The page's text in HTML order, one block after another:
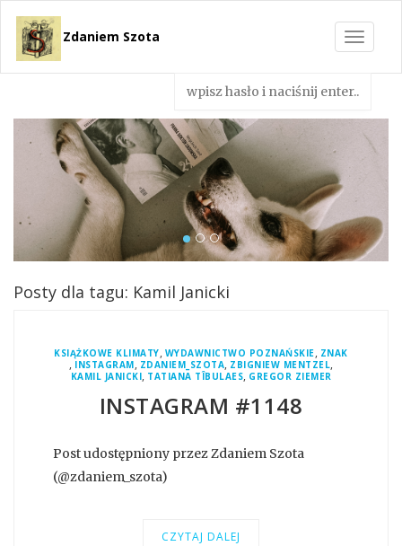
Toggle
Zdaniem Szota
Posty dla tagu: Kamil Janicki
KSIĄŻKOWE KLIMATY, WYDAWNICTWO POZNAŃSKIE, ZNAK
, INSTAGRAM, ZDANIEM_SZOTA, ZBIGNIEW MENTZEL,
KAMIL JANICKI, TATIANA TÎBULAES, GREGOR ZIEMER
INSTAGRAM #1148
Post udostępniony przez Zdaniem Szota
(@zdaniem_szota)
CZYTAJ DALEJ